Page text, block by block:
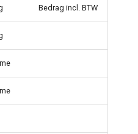
Bedrag incl. BTW